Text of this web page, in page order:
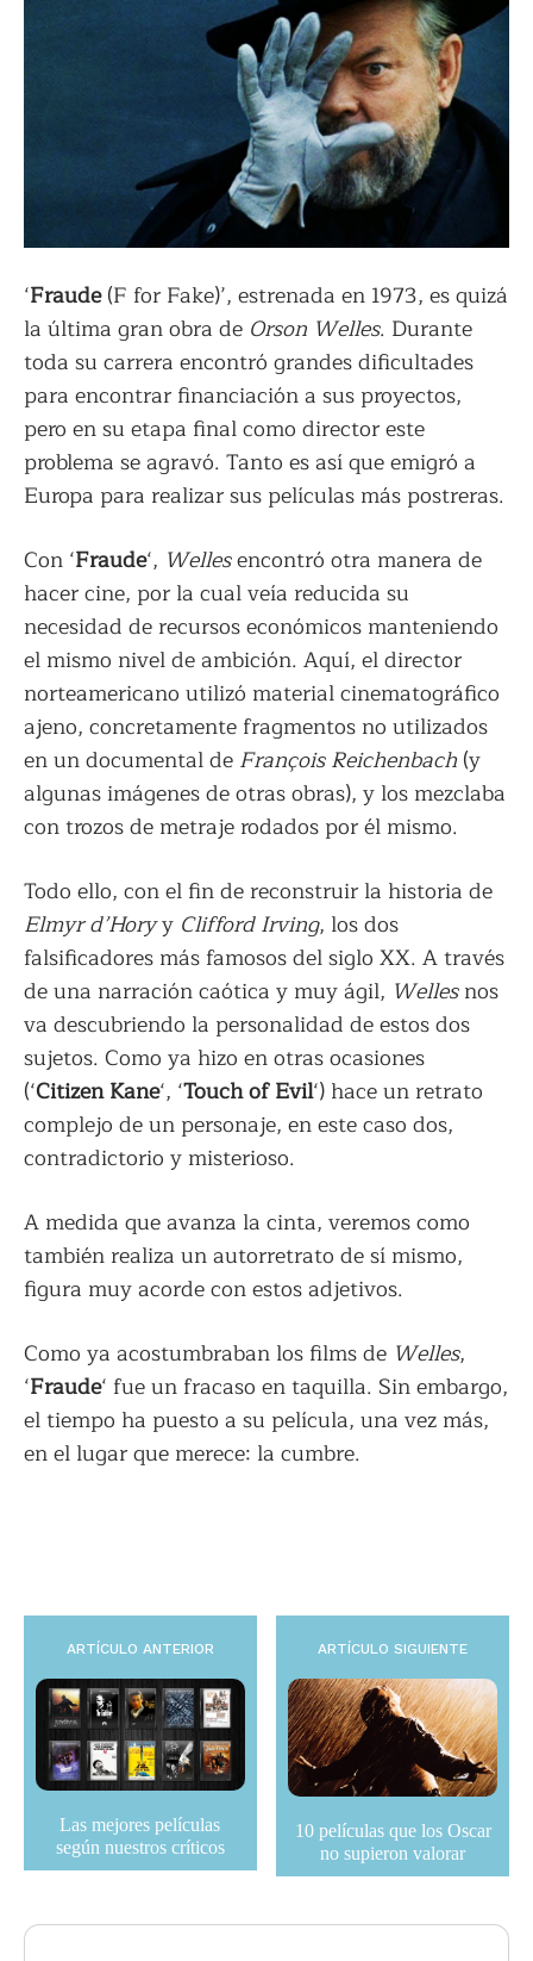
‘Fraude(F for Fake)’, estrenada en 1973, es quizá
la última gran obra de Orson Welles. Durante
toda su carrera encontró grandes dificultades
para encontrar financiación a sus proyectos,
pero en su etapa final como director este
problema se agravó. Tanto es así que emigró a
Europa para realizar sus películas más postreras.
Con ‘Fraude‘, Wellesencontró otra manera de
hacer cine, por la cual veía reducida su
necesidad de recursos económicos manteniendo
el mismo nivel de ambición. Aquí, el director
norteamericano utilizó material cinematográfico
ajeno, concretamente fragmentos no utilizados
en un documental de François Reichenbach (y
algunas imágenes de otras obras), y los mezclaba
con trozos de metraje rodados por él mismo.
Todo ello, con el fin de reconstruir la historia de
Elmyr d’Horyy Clifford Irving, los dos
falsificadores más famosos del siglo XX. A través
de una narración caótica y muy ágil, Wellesnos
va descubriendo la personalidad de estos dos
sujetos. Como ya hizo en otras ocasiones
(‘Citizen Kane‘, ‘Touch of Evil‘) hace un retrato
complejo de un personaje, en este caso dos,
contradictorio y misterioso.
A medida que avanza la cinta, veremos como
también realiza un autorretrato de sí mismo,
figura muy acorde con estos adjetivos.
Como ya acostumbraban los films de Welles,
‘Fraude‘ fue un fracaso en taquilla. Sin embargo,
el tiempo ha puesto a su película, una vez más,
en el lugar que merece: la cumbre.
ARTÍCULO ANTERIOR
Las mejores películas
según nuestros críticos
ARTÍCULO SIGUIENTE
10 películas que los Oscar
no supieron valorar